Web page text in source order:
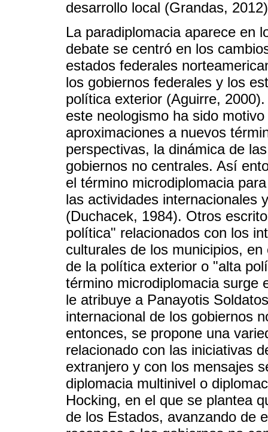
desarrollo local (Grandas,
La paradiplomacia aparece en
debate se centró en los
estados federales
los gobiernos federales y los
política exterior (Aguirre,
este neologismo ha sido
aproximaciones a nuevos
perspectivas, la dinámica de
gobiernos no centrales. Así
el término microdiplomacia
las actividades internacionales
(Duchacek, 1984). Otros
política" relacionados con los
culturales de los municipios,
de la política exterior o "alta
término microdiplomacia surge
le atribuye a Panayotis
internacional de los gobiernos
entonces, se propone una
relacionado con las iniciativas
extranjero y con los mensajes
diplomacia multinivel o
Hocking, en el que se plantea
de los Estados, avanzando de